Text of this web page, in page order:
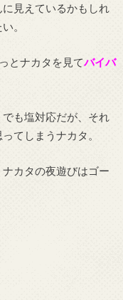
見えているかもしれ
。
とナカタを見てバイバ
も塩対応だが、それ
てしまうナカタ。
カタの夜遊びはゴー